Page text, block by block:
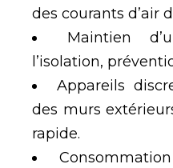
des courants d’air
Maintien
l’isolation,
Appareils
des murs
rapide.